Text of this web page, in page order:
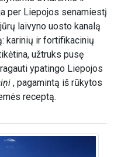
per Liepojos senamiestį
laivyno uosto kanalą
karinių ir fortifikacinių
užtruks pusę
ypatingo Liepojos
, pagamintą iš rūkytos
receptą.